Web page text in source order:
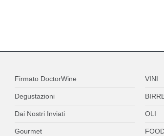
Firmato DoctorWine
Degustazioni
Dai Nostri Inviati
Gourmet
VINI
OLI